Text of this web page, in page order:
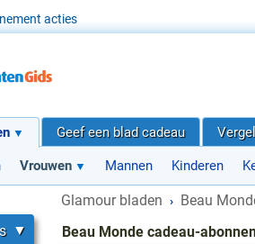
acties
Vrouwen Mannen Kinderen
Geef een blad cadeau
Glamour bladen › Beau
Beau Monde cadeau-